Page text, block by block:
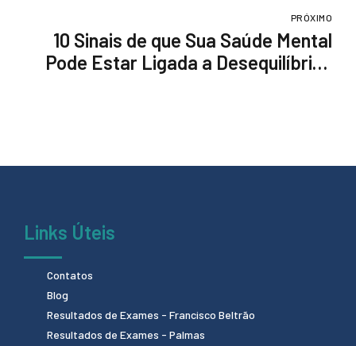
PRÓXIMO
10 Sinais de que Sua Saúde Mental
Pode Estar Ligada a Desequilíbrios
Links Úteis
Contatos
Blog
Resultados de Exames - Francisco Beltrão
Resultados de Exames - Palmas